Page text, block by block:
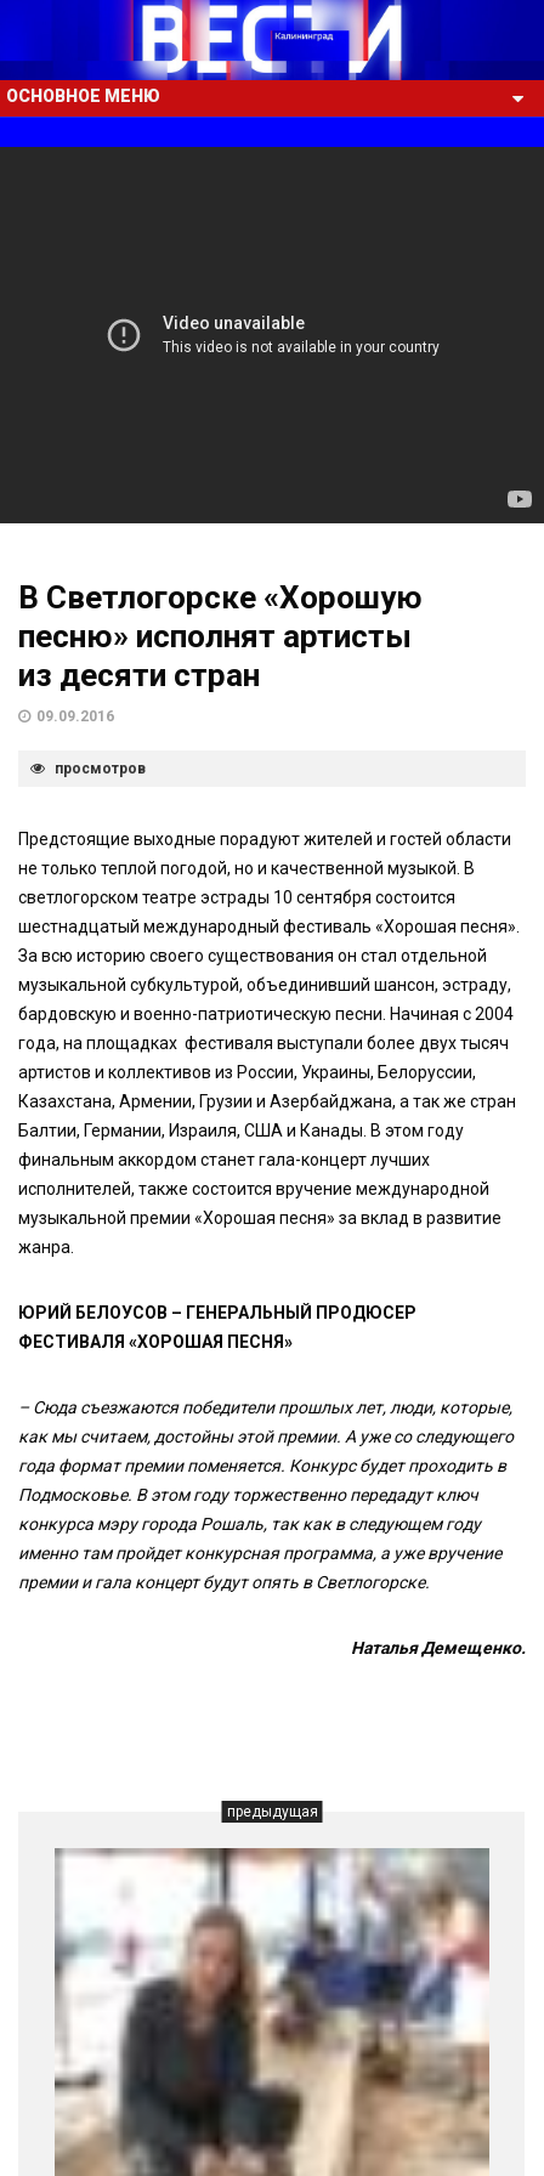
ОСНОВНОЕ МЕНЮ
В Светлогорске «Хорошую
песню» исполнят артисты
из десяти стран
09.09.2016
просмотров
Предстоящие выходные порадуют жителей и гостей области
не только теплой погодой, но и качественной музыкой. В
светлогорском театре эстрады 10 сентября состоится
шестнадцатый международный фестиваль «Хорошая песня».
За всю историю своего существования он стал отдельной
музыкальной субкультурой, объединивший шансон, эстраду,
бардовскую и военно-патриотическую песни. Начиная с 2004
года, на площадках фестиваля выступали более двух тысяч
артистов и коллективов из России, Украины, Белоруссии,
Казахстана, Армении, Грузии и Азербайджана, а так же стран
Балтии, Германии, Израиля, США и Канады. В этом году
финальным аккордом станет гала-концерт лучших
исполнителей, также состоится вручение международной
музыкальной премии «Хорошая песня» за вклад в развитие
жанра.
ЮРИЙ БЕЛОУСОВ – ГЕНЕРАЛЬНЫЙ ПРОДЮСЕР
ФЕСТИВАЛЯ «ХОРОШАЯ ПЕСНЯ»
– Сюда съезжаются победители прошлых лет, люди, которые,
как мы считаем, достойны этой премии. А уже со следующего
года формат премии поменяется. Конкурс будет проходить в
Подмосковье. В этом году торжественно передадут ключ
конкурса мэру города Рошаль, так как в следующем году
именно там пройдет конкурсная программа, а уже вручение
премии и гала концерт будут опять в Светлогорске.
Наталья Демещенко.
предыдущая